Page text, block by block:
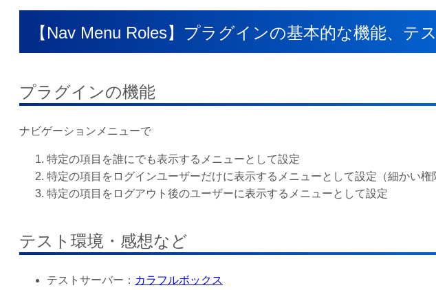
【Nav Menu Roles】プラグインの基本的な機能、テ
プラグインの機能
ナビゲーションメニューで
特定の項目を誰にでも表示するメニューとして設定
特定の項目をログインユーザーだけに表示するメニューとして設定（細かい権
特定の項目をログアウト後のユーザーに表示するメニューとして設定
テスト環境・感想など
テストサーバー： カラフルボックス